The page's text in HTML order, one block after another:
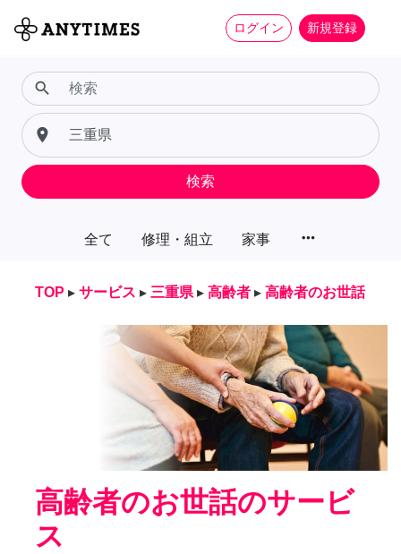
ログイン 新規登録
全て 修理・組立 家事 more_horiz
search
place
検索
TOP ▸ サービス ▸ 三重県 ▸ 高齢者 ▸ 高齢者のお世話
高齢者のお世話のサービ
ス